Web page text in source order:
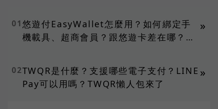
01悠遊付EasyWallet怎麼用？如何綁定手
機載具、超商會員？跟悠遊卡差在哪？攻
»
02TWQR是什麼？支援哪些電子支付？LINE
Pay可以用嗎？TWQR懶人包來了
»